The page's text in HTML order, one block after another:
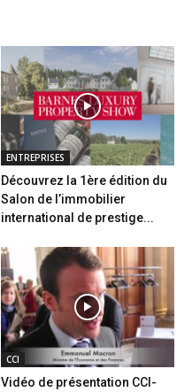
ENTREPRISES
Découvrez la 1ère édition du
Salon de l’immobilier
international de prestige...
CCI
Vidéo de présentation CCI-